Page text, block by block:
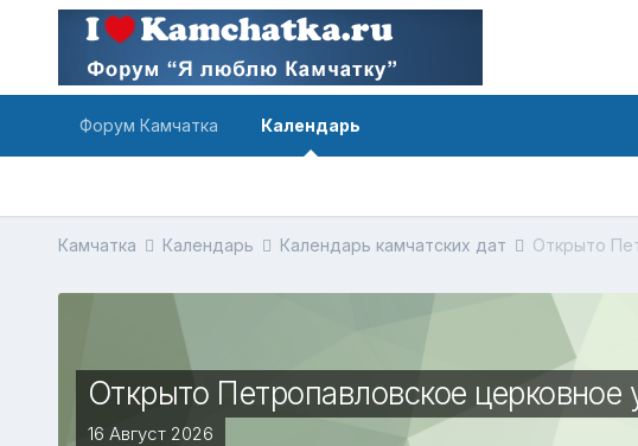
Форум Камчатка Календарь
Камчатка Календарь Календарь камчатских дат Открыто
Открыто Петропавловское церковное
16 Август 2026